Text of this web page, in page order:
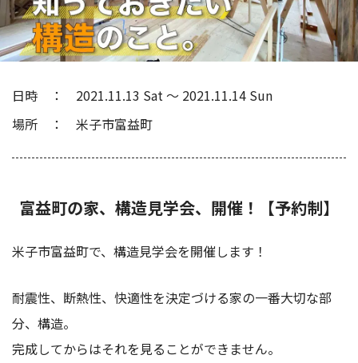
日時 2021.11.13 Sat 〜 2021.11.14 Sun
場所
米子市富益町
富益町の家、構造見学会、開催！【予約制】
米子市富益町で、構造見学会を開催します！
耐震性、断熱性、快適性を決定づける家の一番大切な部
分、構造。
完成してからはそれを見ることができません。